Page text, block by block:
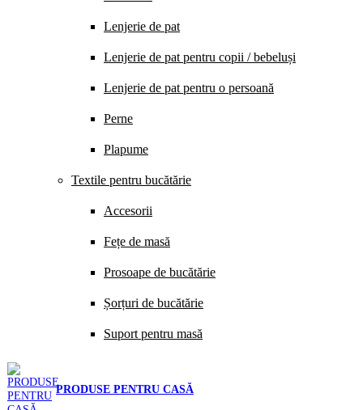
Lenjerie de pat
Lenjerie de pat pentru copii / bebeluși
Lenjerie de pat pentru o persoană
Perne
Plapume
Textile pentru bucătărie
Accesorii
Fețe de masă
Prosoape de bucătărie
Șorțuri de bucătărie
Suport pentru masă
PRODUSE PENTRU CASĂ